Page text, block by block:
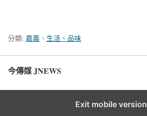
分類: 嘉義 、 生活、品味
今傳媒 JNEWS
Exit mobile version